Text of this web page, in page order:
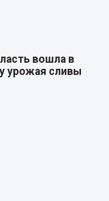
вошла в
урожая сливы